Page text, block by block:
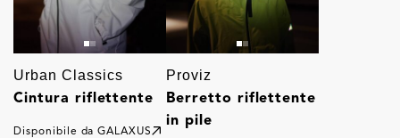
Urban Classics
Cintura riflettente
Disponibile da GALAXUS
Proviz
Berretto riflettente
in pile